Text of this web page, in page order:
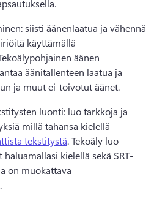
siisti äänenlaatua ja vähennä
käyttämällä
äänen
äänitallenteen laatua ja
ja muut ei-toivotut äänet.
luonti: luo tarkkoja ja
millä tahansa kielellä
tekstitystä. Tekoäly luo
kielellä sekä SRT-
on muokattava
.